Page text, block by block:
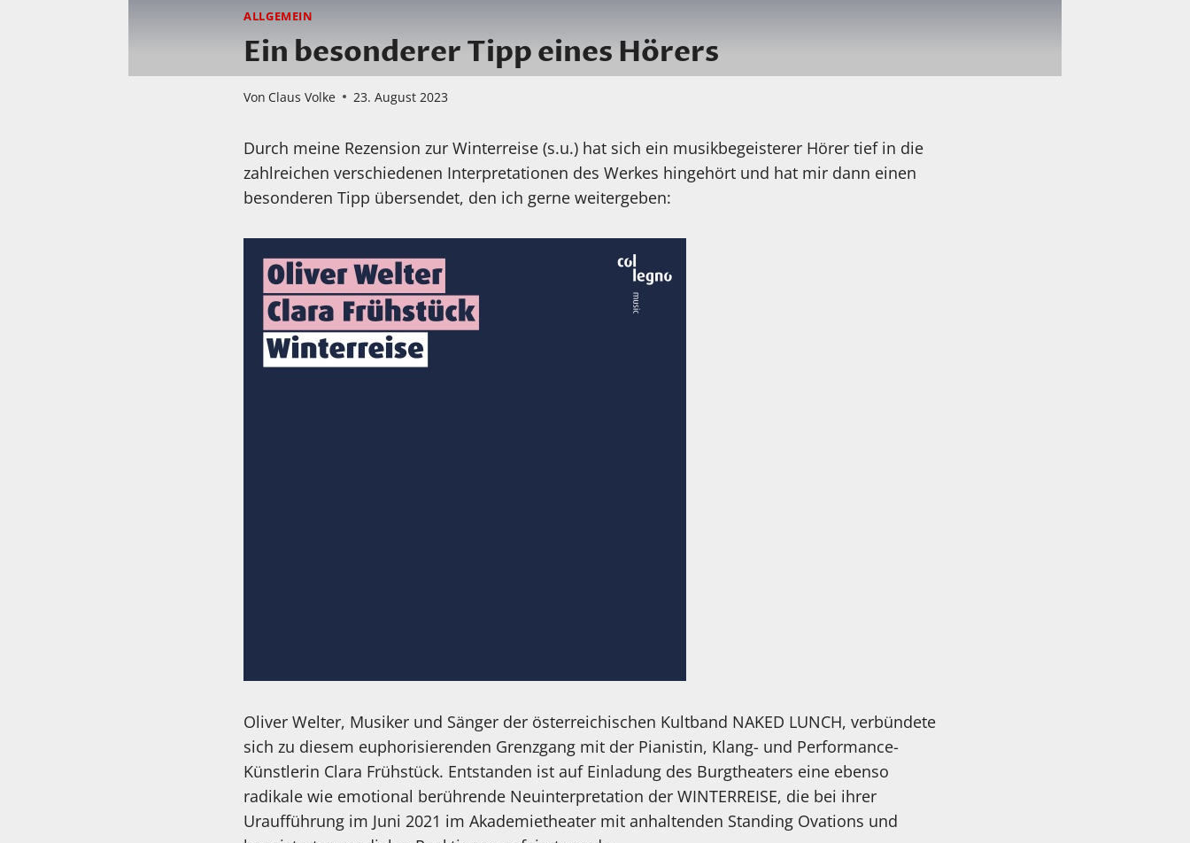
ALLGEMEIN
Ein besonderer Tipp eines Hörers
Von Claus Volke 23. August 2023
Durch meine Rezension zur Winterreise (s.u.) hat sich ein musikbegeisterer Hörer tief in die
zahlreichen verschiedenen Interpretationen des Werkes hingehört und hat mir dann einen
besonderen Tipp übersendet, den ich gerne weitergeben:
Oliver Welter, Musiker und Sänger der österreichischen Kultband NAKED LUNCH, verbündete
sich zu diesem euphorisierenden Grenzgang mit der Pianistin, Klang- und Performance-
Künstlerin Clara Frühstück. Entstanden ist auf Einladung des Burgtheaters eine ebenso
radikale wie emotional berührende Neuinterpretation der WINTERREISE, die bei ihrer
Uraufführung im Juni 2021 im Akademietheater mit anhaltenden Standing Ovations und